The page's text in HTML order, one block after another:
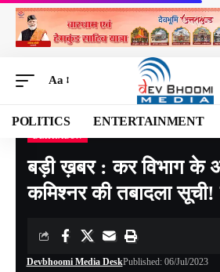
Aa
POLITICS ENTERTAINMENT
Devbhoomi Media Blog>NATIONAL>
बड़ी ख़बर : कर विभाग के
कमिश्नर की तबादला
Devbhoomi Media DeskPublished: 06/Jul/2023